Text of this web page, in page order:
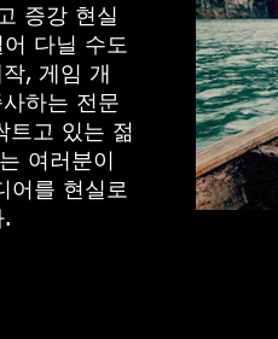
증강 현실
다닐 수도
, 게임 개
하는 전문
트고 있는 젊
여러분이
어를 현실로
.